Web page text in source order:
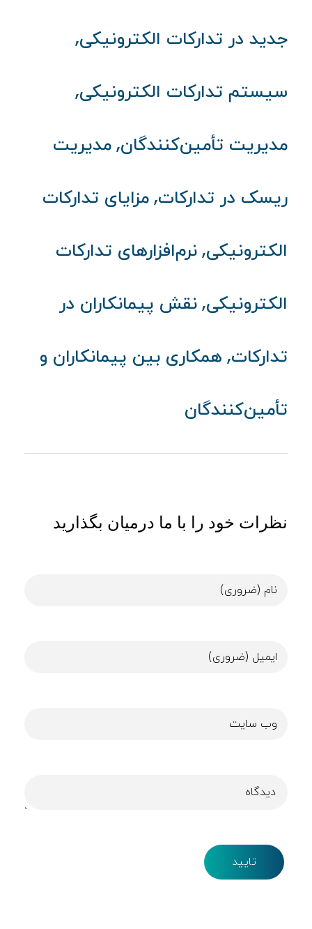
جدید در تدارکات الکترونیکی,
سیستم تدارکات الکترونیکی,
مدیریت تأمین‌کنندگان, مدیریت
ریسک در تدارکات, مزایای تدارکات
الکترونیکی, نرم‌افزارهای تدارکات
الکترونیکی, نقش پیمانکاران در
تدارکات, همکاری بین پیمانکاران و
تأمین‌کنندگان
نظرات خود را با ما درمیان بگذارید